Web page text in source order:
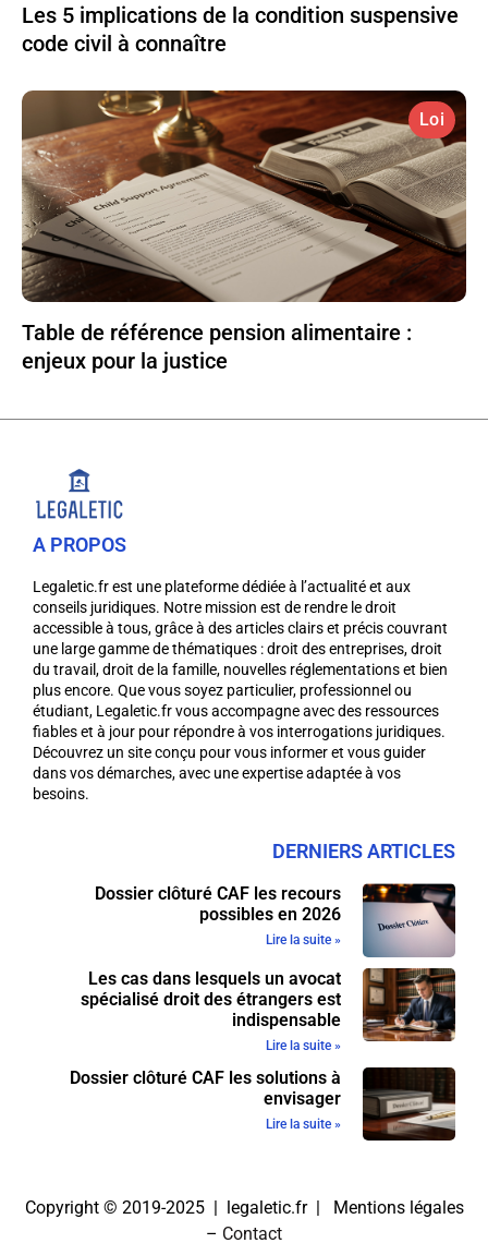
Les 5 implications de la condition suspensive
code civil à connaître
Loi
Table de référence pension alimentaire :
enjeux pour la justice
A PROPOS
Legaletic.fr est une plateforme dédiée à l’actualité et aux
conseils juridiques. Notre mission est de rendre le droit
accessible à tous, grâce à des articles clairs et précis couvrant
une large gamme de thématiques : droit des entreprises, droit
du travail, droit de la famille, nouvelles réglementations et bien
plus encore. Que vous soyez particulier, professionnel ou
étudiant, Legaletic.fr vous accompagne avec des ressources
fiables et à jour pour répondre à vos interrogations juridiques.
Découvrez un site conçu pour vous informer et vous guider
dans vos démarches, avec une expertise adaptée à vos
besoins.
DERNIERS ARTICLES
Dossier clôturé CAF les recours
possibles en 2026
Lire la suite »
Les cas dans lesquels un avocat
spécialisé droit des étrangers est
indispensable
Lire la suite »
Dossier clôturé CAF les solutions à
envisager
Lire la suite »
Copyright © 2019-2025 | legaletic.fr | Mentions légales
– Contact